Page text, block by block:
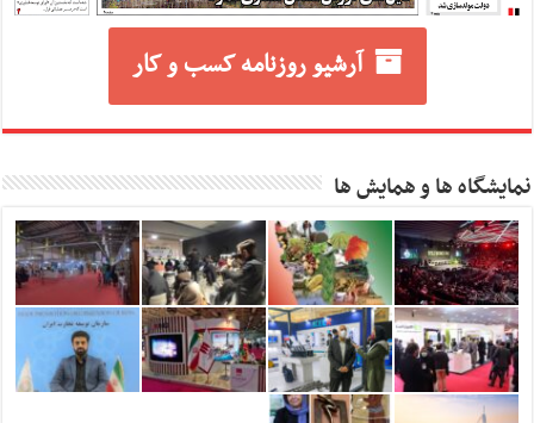
آرشیو روزنامه کسب و کار
نمایشگاه ها و همایش ها